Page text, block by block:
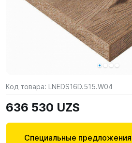
Код товара: LNEDS16D.515.W04
636 530 UZS
Специальные